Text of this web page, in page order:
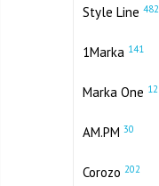
Style Line 482
1Marka 141
Marka One 12
AM.PM 30
Corozo 202